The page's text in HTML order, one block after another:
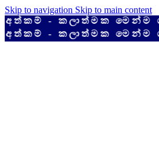
Skip to navigation Skip to main content
- කලාත්මක මෙන්ම
- කලාත්මක මෙන්ම